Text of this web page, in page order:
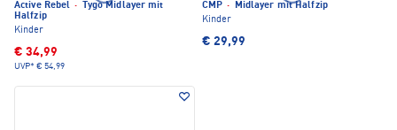
Active Rebel ·
Tygo Midlayer mit
Halfzip
Kinder
€ 34,99
UVP* € 54,99
CMP ·
Midlayer mit Halfzip
Kinder
€ 29,99